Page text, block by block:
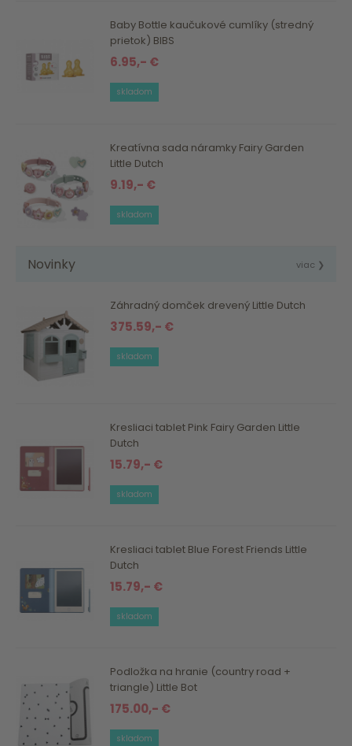
Baby Bottle kaučukové cumlíky (stredný
prietok) BIBS
6.95,- €
skladom
Kreatívna sada náramky Fairy Garden
Little Dutch
9.19,- €
skladom
Novinky viac ❯
Záhradný domček drevený Little Dutch
375.59,- €
skladom
Kresliaci tablet Pink Fairy Garden Little
Dutch
15.79,- €
skladom
Kresliaci tablet Blue Forest Friends Little
Dutch
15.79,- €
skladom
Podložka na hranie (country road +
triangle) Little Bot
175.00,- €
skladom